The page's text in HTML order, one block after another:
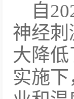
自
神经
大降
实施